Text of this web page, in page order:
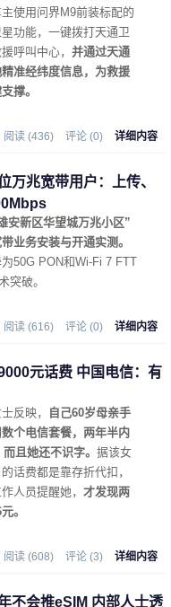
使用问界M9前装标配的
功能，一键拨打天通卫
呼叫中心， 并通过天通
准经纬度信息，为救援
撑。
阅读 (436) 评论 (0) 详细内容
万兆宽带用户：上传、
安新区华望城万兆小区”
业务安装与开通实测。
50G PON和Wi-Fi 7 FTT
突破。
阅读 (616) 评论 (0) 详细内容
元话费 中国电信：有
反映，
自己60岁母亲手
个电信套餐，两年半内
且她还不识字。 据该女
话费都是靠存折代扣，
人员提醒她， 才发现两
。
阅读 (608) 评论 (3) 详细内容
不会推eSIM 内部人士透